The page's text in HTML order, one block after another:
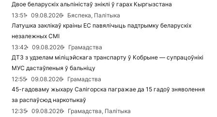
Двое беларускіх альпіністаў зніклі ў гарах Кыргызстана
13:51
09.08.2026
Бяспека, Палітыка
Латушка заклікаў краіны ЕС павялічыць падтрымку беларускіх
незалежных СМІ
13:42
09.08.2026
Грамадства
ДТЗ з удзелам міліцэйскага транспарту ў Кобрыне — супрацоўнікі
МУС дастаўленыя ў бальніцу
12:55
09.08.2026
Грамадства
45-гадоваму жыхару Салігорска пагражае да 15 гадоў зняволення
за распаўсюд наркотыкаў
12:35
09.08.2026
Грамадства, Палітыка